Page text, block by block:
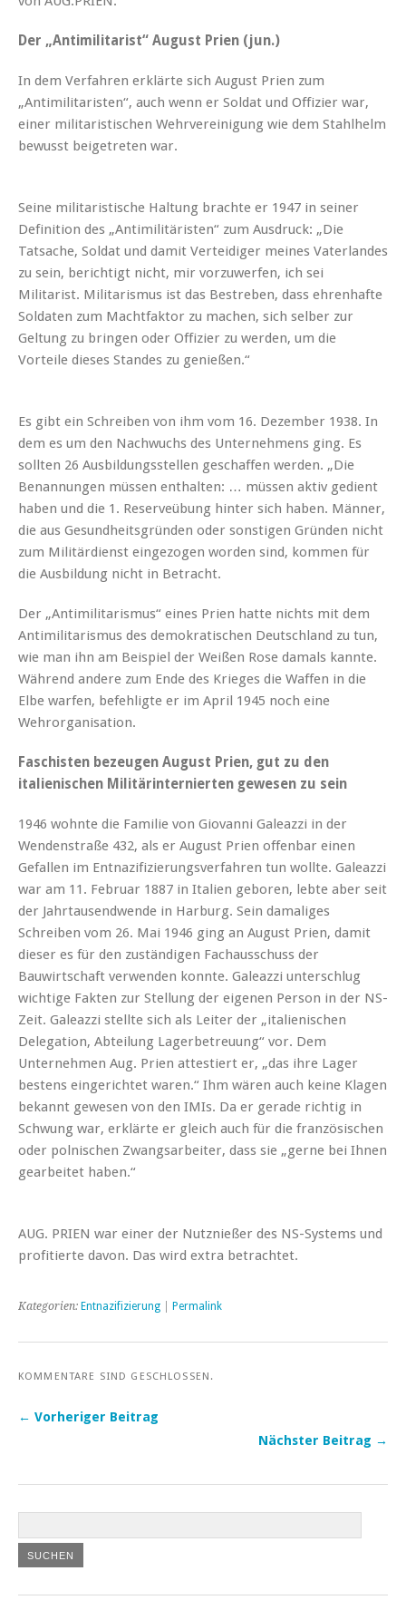
Der „Antimilitarist“ August Prien (jun.)
In dem Verfahren erklärte sich August Prien zum
„Antimilitaristen“, auch wenn er Soldat und Offizier war,
einer militaristischen Wehrvereinigung wie dem Stahlhelm
bewusst beigetreten war.
Seine militaristische Haltung brachte er 1947 in seiner
Definition des „Antimilitäristen“ zum Ausdruck: „Die
Tatsache, Soldat und damit Verteidiger meines Vaterlandes
zu sein, berichtigt nicht, mir vorzuwerfen, ich sei
Militarist. Militarismus ist das Bestreben, dass ehrenhafte
Soldaten zum Machtfaktor zu machen, sich selber zur
Geltung zu bringen oder Offizier zu werden, um die
Vorteile dieses Standes zu genießen.“
Es gibt ein Schreiben von ihm vom 16. Dezember 1938. In
dem es um den Nachwuchs des Unternehmens ging. Es
sollten 26 Ausbildungsstellen geschaffen werden. „Die
Benannungen müssen enthalten: … müssen aktiv gedient
haben und die 1. Reserveübung hinter sich haben. Männer,
die aus Gesundheitsgründen oder sonstigen Gründen nicht
zum Militärdienst eingezogen worden sind, kommen für
die Ausbildung nicht in Betracht.
Der „Antimilitarismus“ eines Prien hatte nichts mit dem
Antimilitarismus des demokratischen Deutschland zu tun,
wie man ihn am Beispiel der Weißen Rose damals kannte.
Während andere zum Ende des Krieges die Waffen in die
Elbe warfen, befehligte er im April 1945 noch eine
Wehrorganisation.
Faschisten bezeugen August Prien, gut zu den
italienischen Militärinternierten gewesen zu sein
1946 wohnte die Familie von Giovanni Galeazzi in der
Wendenstraße 432, als er August Prien offenbar einen
Gefallen im Entnazifizierungsverfahren tun wollte. Galeazzi
war am 11. Februar 1887 in Italien geboren, lebte aber seit
der Jahrtausendwende in Harburg. Sein damaliges
Schreiben vom 26. Mai 1946 ging an August Prien, damit
dieser es für den zuständigen Fachausschuss der
Bauwirtschaft verwenden konnte. Galeazzi unterschlug
wichtige Fakten zur Stellung der eigenen Person in der NS-
Zeit. Galeazzi stellte sich als Leiter der „italienischen
Delegation, Abteilung Lagerbetreuung“ vor. Dem
Unternehmen Aug. Prien attestiert er, „das ihre Lager
bestens eingerichtet waren.“ Ihm wären auch keine Klagen
bekannt gewesen von den IMIs. Da er gerade richtig in
Schwung war, erklärte er gleich auch für die französischen
oder polnischen Zwangsarbeiter, dass sie „gerne bei Ihnen
gearbeitet haben.“
AUG. PRIEN war einer der Nutznießer des NS-Systems und
profitierte davon. Das wird extra betrachtet.
Kategorien: Entnazifizierung Permalink
KOMMENTARE SIND GESCHLOSSEN.
← Vorheriger Beitrag
Nächster Beitrag →